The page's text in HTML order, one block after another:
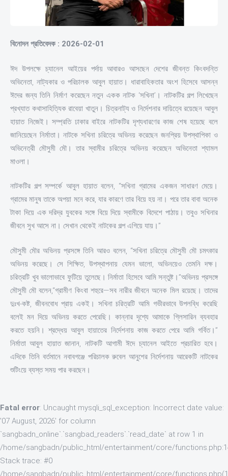
বিনোদন প্রতিবেদক : 2026-02-01
ঈদ উপলক্ষে চ্যানেল আইয়ের পর্দায় আবারও আসছেন দেশের জীবন্ত কিংবদন্তি
অভিনেতা, নাট্যকার ও পরিচালক আবুল হায়াত। ধারাবাহিকতার অংশ হিসেবে আসন্ন
ঈদের জন্য তিনি নির্মাণ করেছেন নতুন একক নাটক ‘সখিনা’। নাটকটির গল্প লিখেছেন
প্রখ্যাত কথাসাহিত্যিক রাবেয়া খাতুন। চিত্রনাট্য ও নির্দেশনার দায়িত্বে রয়েছেন আবুল
হায়াত নিজেই। সম্প্রতি ঢাকার বাইরে নাটকটির দৃশ্যধারণের কাজ শেষ হয়েছে বলে
জানিয়েছেন নির্মাতা। নাটকে সখিনা চরিত্রে অভিনয় করেছেন জনপ্রিয় উপস্থাপিকা ও
অভিনেত্রী মৌসুমী মৌ। তার স্বামীর চরিত্রে অভিনয় করেছেন অভিনেতা শ্যামল
মাওলা।
নাটকটির গল্প সম্পর্কে আবুল হায়াত বলেন, “সখিনা গ্রামের একজন সাধারণ মেয়ে।
গ্রামের মানুষ তাকে অপয়া মনে করে, যার কারণে তার বিয়ে হয় না। পরে তার বাবা অনেক
টাকা দিয়ে এক দরিদ্র যুবকের সঙ্গে বিয়ে দিয়ে স্বামীকে বিদেশে পাঠায়। তবুও সখিনার
জীবনে সুখ আসে না। সেখান থেকেই নাটকের গল্প এগিয়ে যায়।”
মৌসুমী মৌর অভিনয় প্রসঙ্গে তিনি আরও বলেন, “সখিনা চরিত্রে মৌসুমী মৌ চমৎকার
অভিনয় করেছে। সে শিক্ষিত, উপস্থাপনায় যেমন ভালো, অভিনয়েও তেমনি দক্ষ।
চরিত্রটি খুব ভালোভাবে ফুটিয়ে তুলেছে। নির্মাতা হিসেবে আমি সন্তুষ্ট।”অভিনয় প্রসঙ্গে
মৌসুমী মৌ বলেন,“গ্রামীণ কিংবা শহুরে—সব নারীর জীবনে অনেক মিল রয়েছে। তাদের
দুঃখ-কষ্ট, জীবনবোধ প্রায় একই। সখিনা চরিত্রটি আমি গভীরভাবে উপলব্ধি করেছি
বলেই মন দিয়ে অভিনয় করতে পেরেছি। কান্নার দৃশ্যে আমাকে গ্লিসারিন ব্যবহার
করতে হয়নি। শ্রদ্ধেয় আবুল হায়াতের নির্দেশনায় কাজ করতে পেরে আমি গর্বিত।”
নির্মাতা আবুল হায়াত জানান, নাটকটি আগামী ঈদে চ্যানেল আইতে প্রচারিত হবে।
এদিকে তিনি বর্তমানে নবাবগঞ্জে পরিচালক রুবেল আনুশের নির্দেশনায় আরেকটি নাটকের
শুটিংয়ে ব্যস্ত সময় পার করছেন।
Fatal error: Uncaught mysqli_sql_exception: Incorrect date value:
'07 August, 2026' for column
`sangbadn_online`.`sangbad_readers`.`read_date` at row 1 in
/home/sangbadn/public_html/entertainment/core/
Stack trace: #0
/home/sangbadn/public_html/entertainment/core/